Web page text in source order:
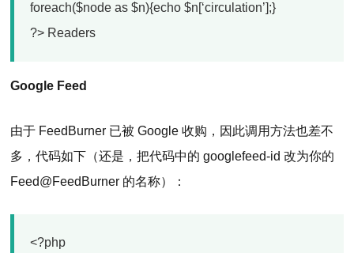
foreach($node as $n){echo $n[‘circulation’];}
?> Readers
Google Feed
由于 FeedBurner 已被 Google 收购，因此调用方法也差不
多，代码如下（还是，把代码中的 googlefeed-id 改为你的
Feed@FeedBurner 的名称）：
<?php